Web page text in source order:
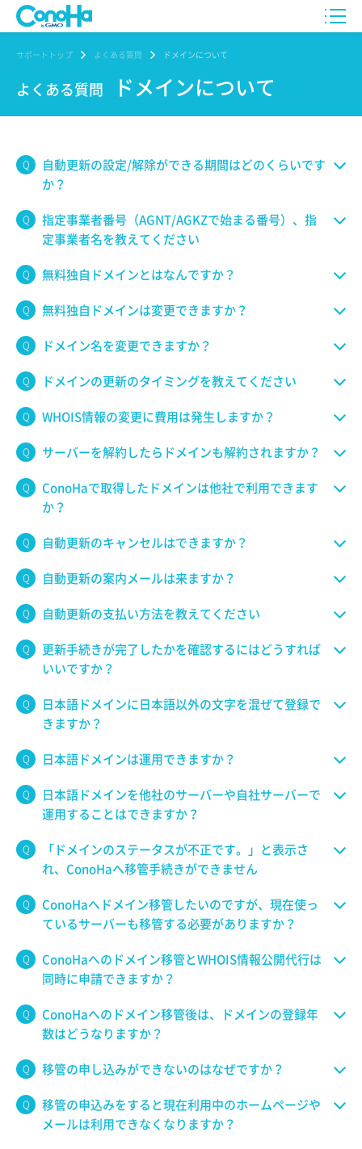
サポートトップ よくある質問 ドメインについて
よくある質問 ドメインについて
自動更新の設定/解除ができる期間はどのくらいです
か？
指定事業者番号（AGNT/AGKZで始まる番号）、指
定事業者名を教えてください
無料独自ドメインとはなんですか？
無料独自ドメインは変更できますか？
ドメイン名を変更できますか？
ドメインの更新のタイミングを教えてください
WHOIS情報の変更に費用は発生しますか？
サーバーを解約したらドメインも解約されますか？
ConoHaで取得したドメインは他社で利用できます
か？
自動更新のキャンセルはできますか？
自動更新の案内メールは来ますか？
自動更新の支払い方法を教えてください
更新手続きが完了したかを確認するにはどうすれば
いいですか？
日本語ドメインに日本語以外の文字を混ぜて登録で
きますか？
日本語ドメインは運用できますか？
日本語ドメインを他社のサーバーや自社サーバーで
運用することはできますか？
「ドメインのステータスが不正です。」と表示さ
れ、ConoHaへ移管手続きができません
ConoHaへドメイン移管したいのですが、現在使っ
ているサーバーも移管する必要がありますか？
ConoHaへのドメイン移管とWHOIS情報公開代行は
同時に申請できますか？
ConoHaへのドメイン移管後は、ドメインの登録年
数はどうなりますか？
移管の申し込みができないのはなぜですか？
移管の申込みをすると現在利用中のホームページや
メールは利用できなくなりますか？